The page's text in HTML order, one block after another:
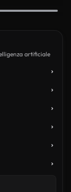
artificiale